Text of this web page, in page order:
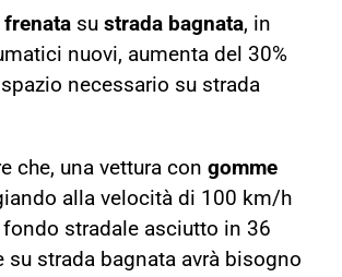
su strada bagnata, in
nuovi, aumenta del 30%
necessario su strada
che, una vettura con gomme
alla velocità di 100 km/h
fondo stradale asciutto in 36
su strada bagnata avrà bisogno